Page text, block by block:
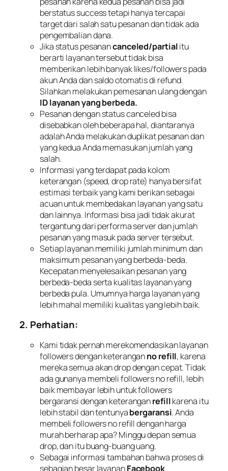
berstatus success tetapi hanya tercapai
target dari salah satu pesanan dan tidak ada
pengembalian dana.
Jika status pesanancanceled/partialitu
berarti layanan tersebut tidak bisa
memberikan lebih banyak likes/followers pada
akun Anda dan saldo otomatis di refund.
Silahkan melakukan pemesanan ulang dengan
ID layanan yang berbeda.
Pesanan dengan status canceled bisa
disebabkan oleh beberapa hal, diantaranya
adalah Anda melakukan duplikat pesanan dan
yang kedua Anda memasukan jumlah yang
salah.
Informasi yang terdapat pada kolom
keterangan (speed, drop rate) hanya bersifat
estimasi terbaik yang kami berikan sebagai
acuan untuk membedakan layanan yang satu
dan lainnya. Informasi bisa jadi tidak akurat
tergantung dari performa server dan jumlah
pesanan yang masuk pada server tersebut.
Setiap layanan memiliki jumlah minimum dan
maksimum pesanan yang berbeda-beda.
Kecepatan menyelesaikan pesanan yang
berbeda-beda serta kualitas layanan yang
berbeda pula. Umumnya harga layanan yang
lebih mahal memiliki kualitas yang lebih baik.
2. Perhatian:
Kami tidak pernah merekomendasikan layanan
followers dengan keteranganno refill, karena
mereka semua akan drop dengan cepat. Tidak
ada gunanya membeli followers no refill, lebih
baik membayar lebih untuk followers
bergaransi dengan keteranganrefillkarena itu
lebih stabil dan tentunyabergaransi. Anda
membeli followers no refill dengan harga
murah berharap apa? Minggu depan semua
drop, dan itu buang-buang uang.
Sebagai informasi tambahan bahwa proses di
sebagian besar layananFacebook